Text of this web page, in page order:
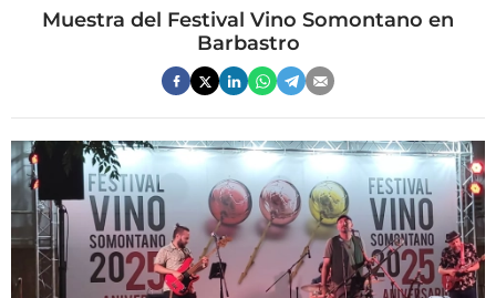
Muestra del Festival Vino Somontano en
Barbastro